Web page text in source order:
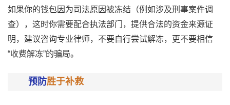
如果你的钱包因为司法原因被冻结（例如涉及刑事案件调
查），这时你需要配合执法部门，提供合法的资金来源证
明，建议咨询专业律师，不要自行尝试解冻，更不要相信
“收费解冻”的骗局。
预防胜于补救